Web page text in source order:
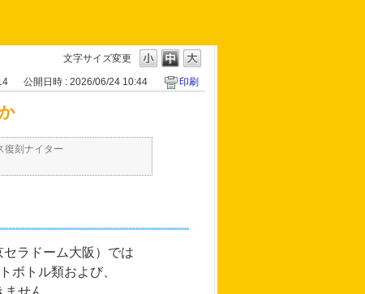
文字サイズ変更
公開日時 : 2026/06/24 10:44 印刷
復刻ナイター
ラドーム大阪）では
ボトル類および、
せん。